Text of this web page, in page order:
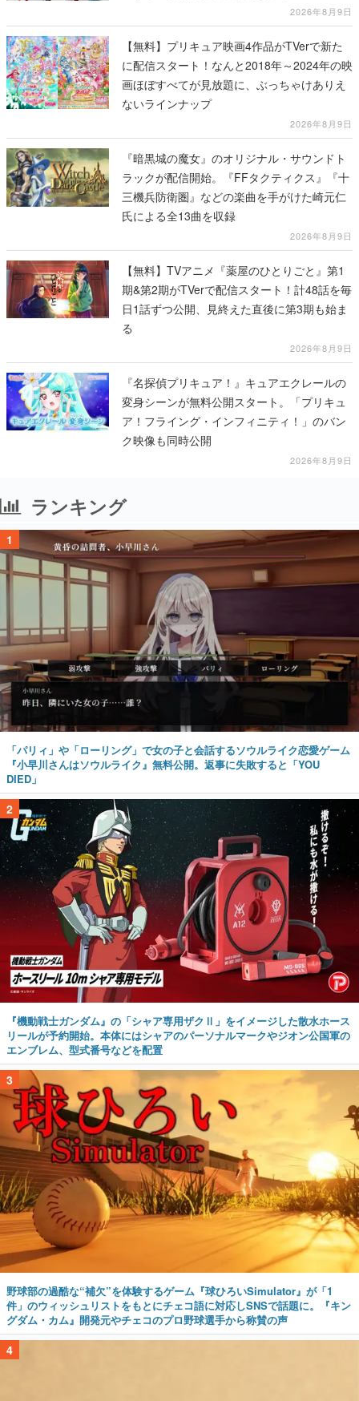
2026年8月9日
【無料】プリキュア映画4作品がTVerで新た
に配信スタート！なんと2018年～2024年の映
画ほぼすべてが見放題に、ぶっちゃけありえ
ないラインナップ
2026年8月9日
『暗黒城の魔女』のオリジナル・サウンドト
ラックが配信開始。『FFタクティクス』『十
三機兵防衛圏』などの楽曲を手がけた崎元仁
氏による全13曲を収録
2026年8月9日
【無料】TVアニメ『薬屋のひとりごと』第1
期&第2期がTVerで配信スタート！計48話を毎
日1話ずつ公開、見終えた直後に第3期も始ま
る
2026年8月9日
『名探偵プリキュア！』キュアエクレールの
変身シーンが無料公開スタート。「プリキュ
ア！フライング・インフィニティ！」のバン
ク映像も同時公開
2026年8月9日
ランキング
1
「パリィ」や「ローリング」で女の子と会話するソウルライク恋愛ゲーム
『小早川さんはソウルライク』無料公開。返事に失敗すると「YOU
DIED」
2
『機動戦士ガンダム』の「シャア専用ザクⅡ」をイメージした散水ホース
リールが予約開始。本体にはシャアのパーソナルマークやジオン公国軍の
エンブレム、型式番号などを配置
3
野球部の過酷な“補欠”を体験するゲーム『球ひろいSimulator』が「1
件」のウィッシュリストをもとにチェコ語に対応しSNSで話題に。『キン
グダム・カム』開発元やチェコのプロ野球選手から称賛の声
4